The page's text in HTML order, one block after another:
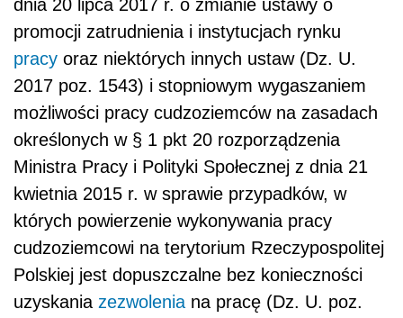
dnia 20 lipca 2017 r. o zmianie ustawy o
promocji zatrudnienia i instytucjach rynku
pracy oraz niektórych innych ustaw (Dz. U.
2017 poz. 1543) i stopniowym wygaszaniem
możliwości pracy cudzoziemców na zasadach
określonych w § 1 pkt 20 rozporządzenia
Ministra Pracy i Polityki Społecznej z dnia 21
kwietnia 2015 r. w sprawie przypadków, w
których powierzenie wykonywania pracy
cudzoziemcowi na terytorium Rzeczypospolitej
Polskiej jest dopuszczalne bez konieczności
uzyskania zezwolenia na pracę (Dz. U. poz.